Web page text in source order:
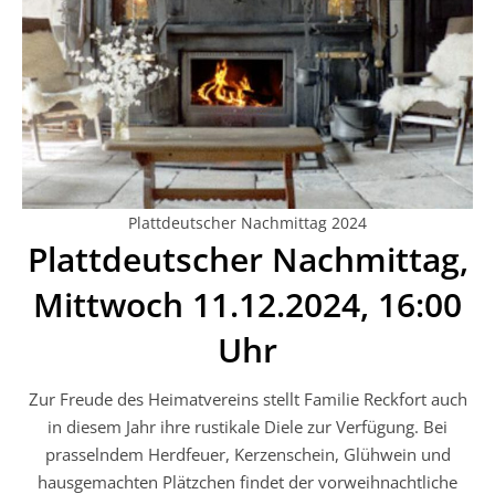
Plattdeutscher Nachmittag 2024
Plattdeutscher Nachmittag,
Mittwoch 11.12.2024, 16:00
Uhr
Zur Freude des Heimatvereins stellt Familie Reckfort auch
in diesem Jahr ihre rustikale Diele zur Verfügung. Bei
prasselndem Herdfeuer, Kerzenschein, Glühwein und
hausgemachten Plätzchen findet der vorweihnachtliche